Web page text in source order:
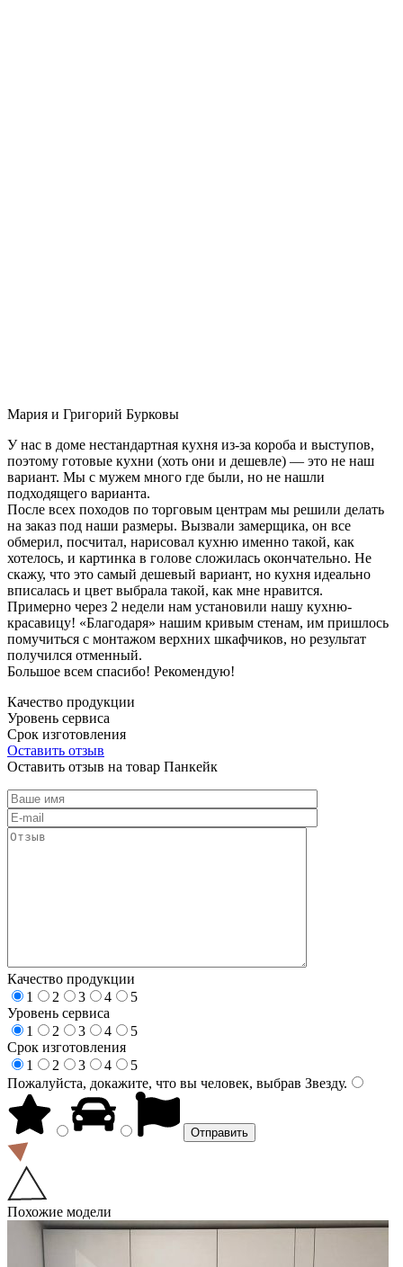
Мария и Григорий Бурковы
У нас в доме нестандартная кухня из-за короба и выступов,
поэтому готовые кухни (хоть они и дешевле) — это не наш
вариант. Мы с мужем много где были, но не нашли
подходящего варианта.
После всех походов по торговым центрам мы решили делать
на заказ под наши размеры. Вызвали замерщика, он все
обмерил, посчитал, нарисовал кухню именно такой, как
хотелось, и картинка в голове сложилась окончательно. Не
скажу, что это самый дешевый вариант, но кухня идеально
вписалась и цвет выбрала такой, как мне нравится.
Примерно через 2 недели нам установили нашу кухню-
красавицу! «Благодаря» нашим кривым стенам, им пришлось
помучиться с монтажом верхних шкафчиков, но результат
получился отменный.
Большое всем спасибо! Рекомендую!
Качество продукции
Уровень сервиса
Срок изготовления
Оставить отзыв
Оставить отзыв на товар Панкейк
Качество продукции
1
2 3 4
5
Уровень сервиса
1
2 3 4
5
Срок изготовления
1
2 3 4
5
Пожалуйста, докажите, что вы человек, выбрав Звезду.
Похожие модели